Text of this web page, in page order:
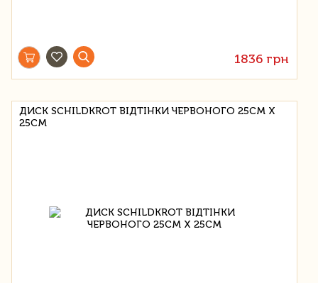
1836 грн
ДИСК SCHILDKROT ВІДТІНКИ ЧЕРВОНОГО 25СМ Х
25СМ